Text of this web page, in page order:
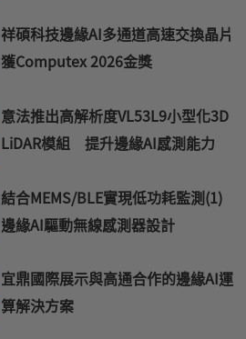
祥碩科技邊緣AI多通道高速交換晶片
獲Computex 2026金獎
意法推出高解析度VL53L9小型化3D
LiDAR模組 提升邊緣AI感測能力
結合MEMS/BLE實現低功耗監測(1)
邊緣AI驅動無線感測器設計
宜鼎國際展示與高通合作的邊緣AI運
算解決方案